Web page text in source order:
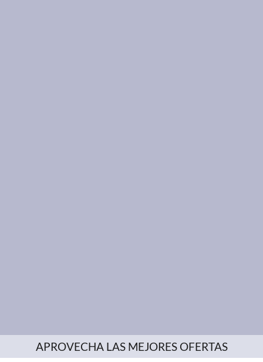
APROVECHA LAS MEJORES OFERTAS